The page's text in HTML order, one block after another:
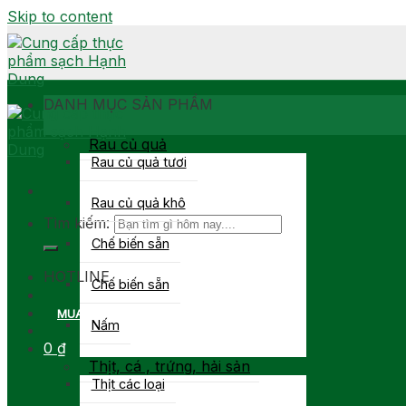
Skip to content
Tìm kiếm:
HOTLINE0903 877 767
MUA SỈ
0 ₫
DANH MỤC SẢN PHẨM
Rau củ quả
Rau củ quả tươi
Rau củ quả khô
Chế biến sẵn
Chế biến sẵn
Nấm
Thịt, cá , trứng, hải sản
Thịt các loại